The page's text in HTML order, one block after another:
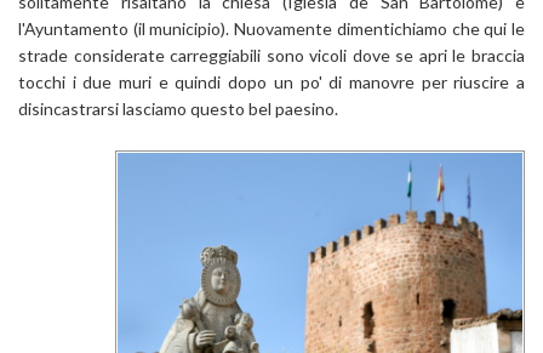
l'Ayuntamento (il municipio). Nuovamente dimentichiamo che qui le
strade considerate carreggiabili sono vicoli dove se apri le braccia
tocchi i due muri e quindi dopo un po' di manovre per riuscire a
disincastrarsi lasciamo questo bel paesino.